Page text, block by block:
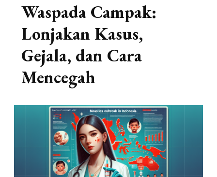
Waspada Campak:
Lonjakan Kasus,
Gejala, dan Cara
Mencegah